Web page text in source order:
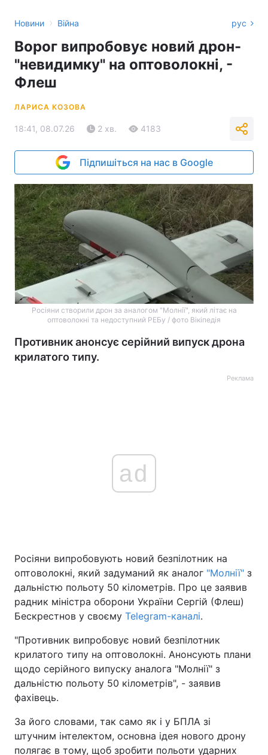
Новини › Війна рус
Ворог випробовує новий дрон-
"невидимку" на оптоволокні, -
Флеш
ЛАРИСА КОЗОВА
18:41, 08.07.26 2 хв. 4183
Підпишіться на нас в Google
Росіяни створили дрон за аналогом "Молнії", який літає на
оптоволокні та недоступний РЕБу / фото Вікіпедія
Противник анонсує серійний випуск дрона
крилатого типу.
Реклама
ad
Росіяни випробовують новий безпілотник на
оптоволокні, який задуманий як аналог "Молнії" з
дальністю польоту 50 кілометрів. Про це заявив
радник міністра оборони України Сергій (Флеш)
Бескрестнов у своєму Telegram-каналі.
"Противник випробовує новий безпілотник
крилатого типу на оптоволокні. Анонсують плани
щодо серійного випуску аналога "Молнії" з
дальністю польоту 50 кілометрів", - заявив
фахівець.
За його словами, так само як і у БПЛА зі
штучним інтелектом, основна ідея нового дрону
полягає в тому, щоб зробити польоти ударних